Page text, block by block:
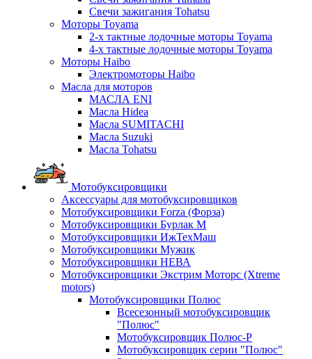
Свечи зажигания Tohatsu
Моторы Toyama
2-х тактные лодочные моторы Toyama
4-х тактные лодочные моторы Toyama
Моторы Haibo
Электромоторы Haibo
Масла для моторов
МАСЛА ENI
Масла Hidea
Масла SUMITACHI
Масла Suzuki
Масла Tohatsu
Мотобуксировщики
Аксессуары для мотобуксировщиков
Мотобуксировщики Forza (Форза)
Мотобуксировщики Бурлак М
Мотобуксировщики ИжТехМаш
Мотобуксировщики Мужик
Мотобуксировщики НЕВА
Мотобуксировщики Экстрим Моторс (Xtreme
motors)
Мотобуксировщики Полюс
Всесезонный мотобуксировщик
"Полюс"
Мотобуксировщик Полюс-Р
Мотобуксировщик серии "Полюс"